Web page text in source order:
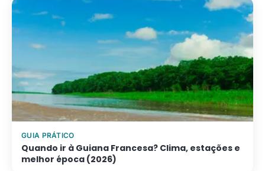
GUIA PRÁTICO
Quando ir à Guiana Francesa? Clima, estações e
melhor época (2026)